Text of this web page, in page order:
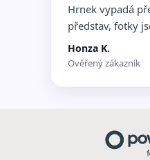
Hrnek vypadá
představ, fotky
Honza K.
Ověřený zákazník